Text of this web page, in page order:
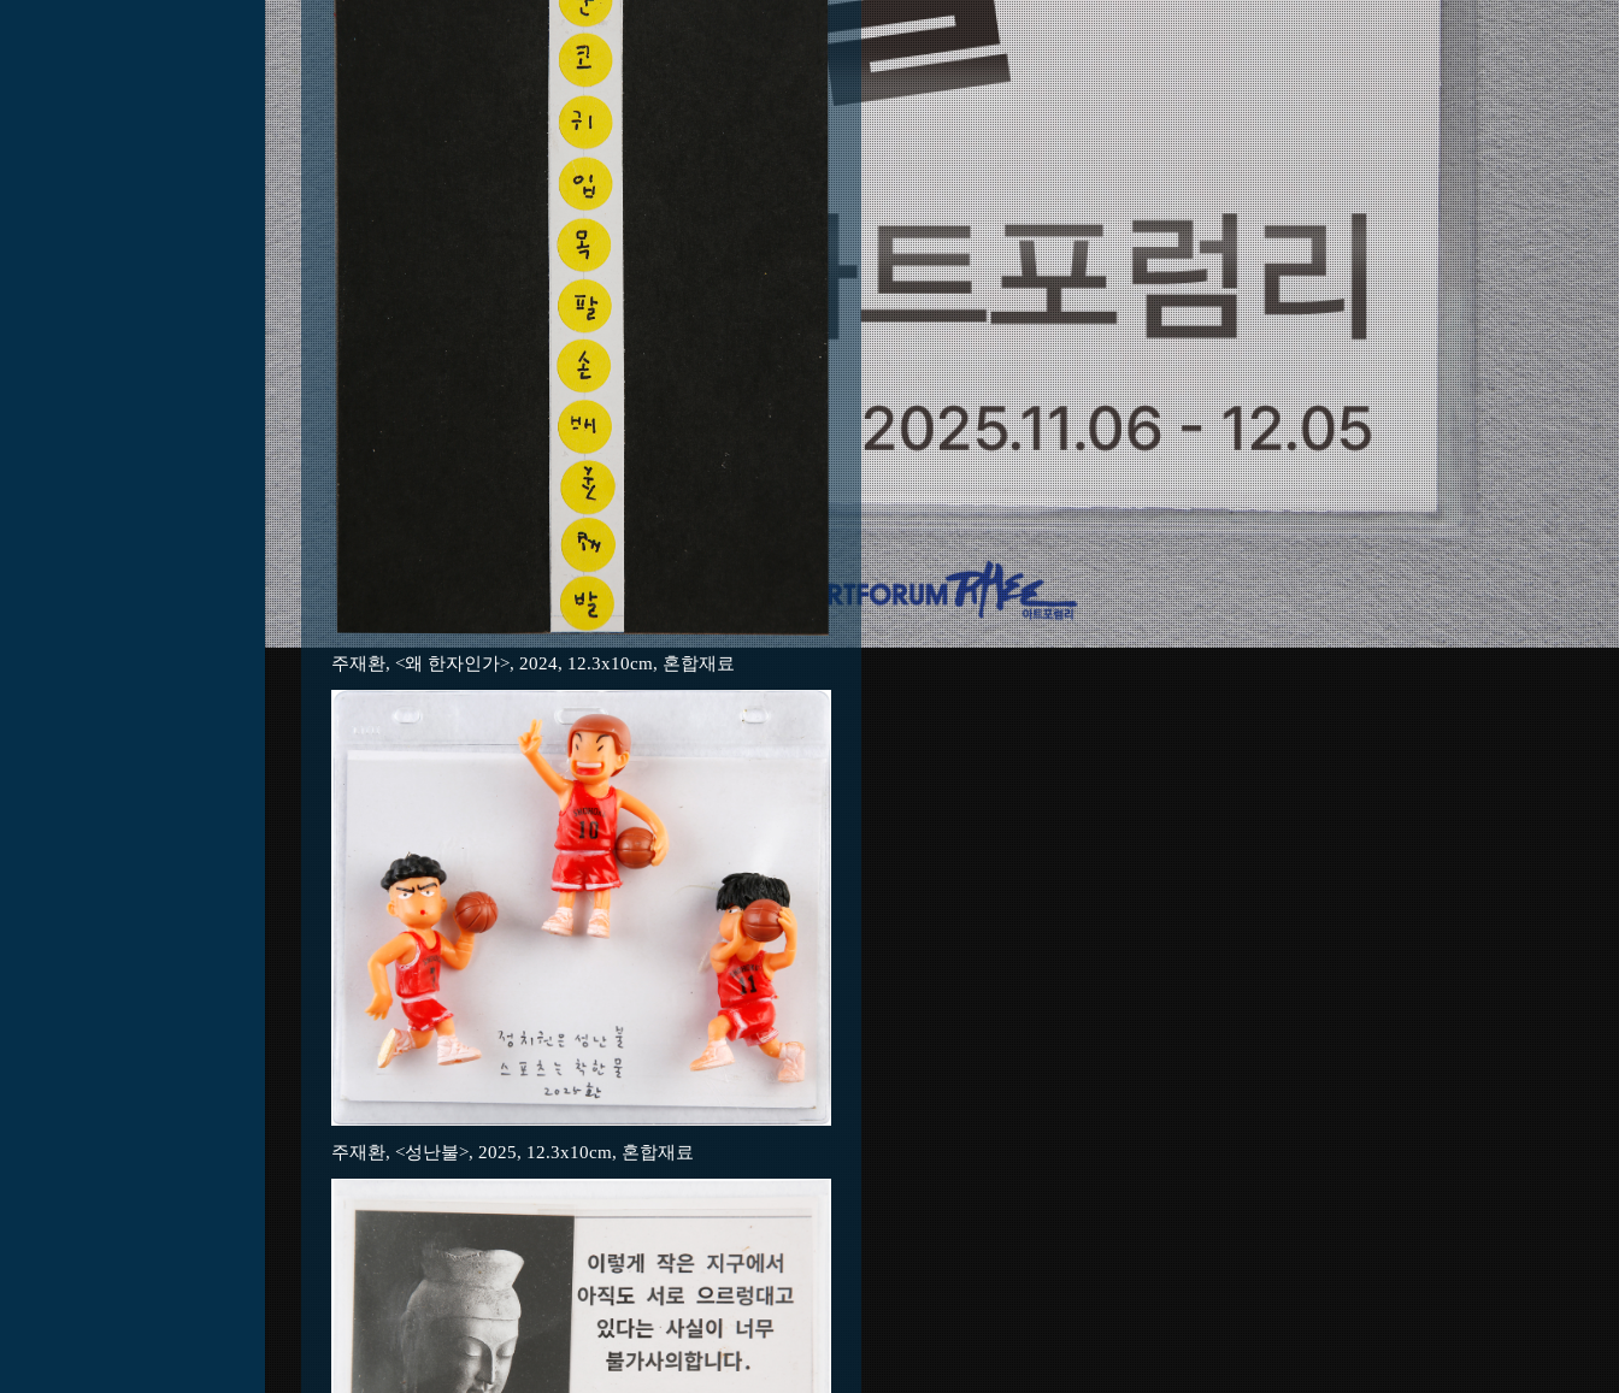
주재환, <왜 한자인가>, 2024, 12.3x10cm, 혼합재료
주재환, <성난불>, 2025, 12.3x10cm, 혼합재료